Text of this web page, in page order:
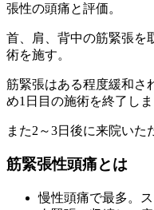
張性の頭痛と評価。
首、肩、背中の筋緊張を
術を施す。
筋緊張はある程度緩和さ
め1日目の施術を終了しま
また2～3日後に来院いた
筋緊張性頭痛とは
慢性頭痛で最多。